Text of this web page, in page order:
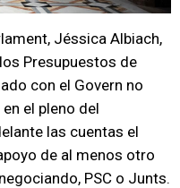
Jéssica Albiach,
Presupuestos de
con el Govern no
el pleno del
las cuentas el
de al menos otro
PSC o Junts.